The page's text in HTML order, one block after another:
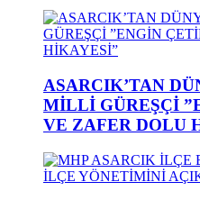
ASARCIK’TAN
MİLLİ GÜREŞÇİ
VE ZAFER DOLU